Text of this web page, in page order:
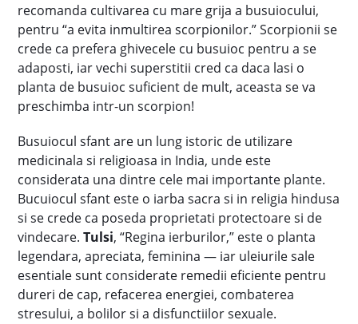
recomanda cultivarea cu mare grija a busuiocului,
pentru “a evita inmultirea scorpionilor.” Scorpionii se
crede ca prefera ghivecele cu busuioc pentru a se
adaposti, iar vechi superstitii cred ca daca lasi o
planta de busuioc suficient de mult, aceasta se va
preschimba intr-un scorpion!
Busuiocul sfant are un lung istoric de utilizare
medicinala si religioasa in India, unde este
considerata una dintre cele mai importante plante.
Bucuiocul sfant este o iarba sacra si in religia hindusa
si se crede ca poseda proprietati protectoare si de
vindecare.Tulsi, “Regina ierburilor,” este o planta
legendara, apreciata, feminina — iar uleiurile sale
esentiale sunt considerate remedii eficiente pentru
dureri de cap, refacerea energiei, combaterea
stresului, a bolilor si a disfunctiilor sexuale.